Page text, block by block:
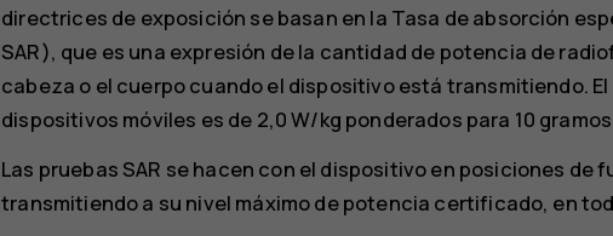
directrices de exposición se basan en la Tasa de absorción
SAR), que es una expresión de la cantidad de potencia de
cabeza o el cuerpo cuando el dispositivo está transmitiendo. El
dispositivos móviles es de 2,0 W/kg ponderados para 10
Las pruebas SAR se hacen con el dispositivo en posiciones de
transmitiendo a su nivel máximo de potencia certificado, en